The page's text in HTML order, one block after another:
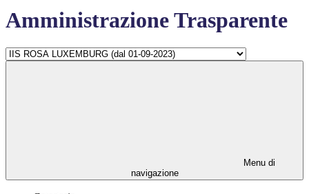
Amministrazione Trasparente
Menu di
navigazione